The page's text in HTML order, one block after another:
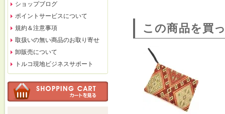
ショップブログ
ポイントサービスについて
規約＆注意事項
取扱いの無い商品のお取り寄せ
卸販売について
トルコ現地ビジネスサポート
この商品を買